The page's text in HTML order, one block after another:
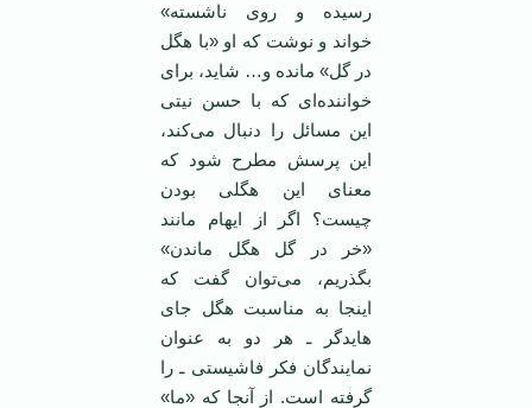
رسیده و روی ناشسته»
خواند و نوشت که او «با هگل
در گل» مانده و… شاید، برای
خواننده‌ای که با حسن نیتی
این مسائل را دنبال می‌کند،
این پرسش مطرح شود که
معنای این هگلی بودن
چیست؟ اگر از ایهام مانند
«خر در گل هگل ماندن»
بگذریم، می‌توان گفت که
اینجا به مناسبت هگل جای
هایدگر ـ هر دو به عنوان
نمایندگان فکر فاشیستی ـ را
گرفته است. از آنجا که «ما»